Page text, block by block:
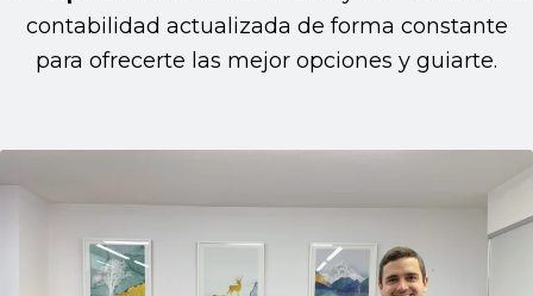
contabilidad actualizada de forma constante
para ofrecerte las mejor opciones y guiarte.